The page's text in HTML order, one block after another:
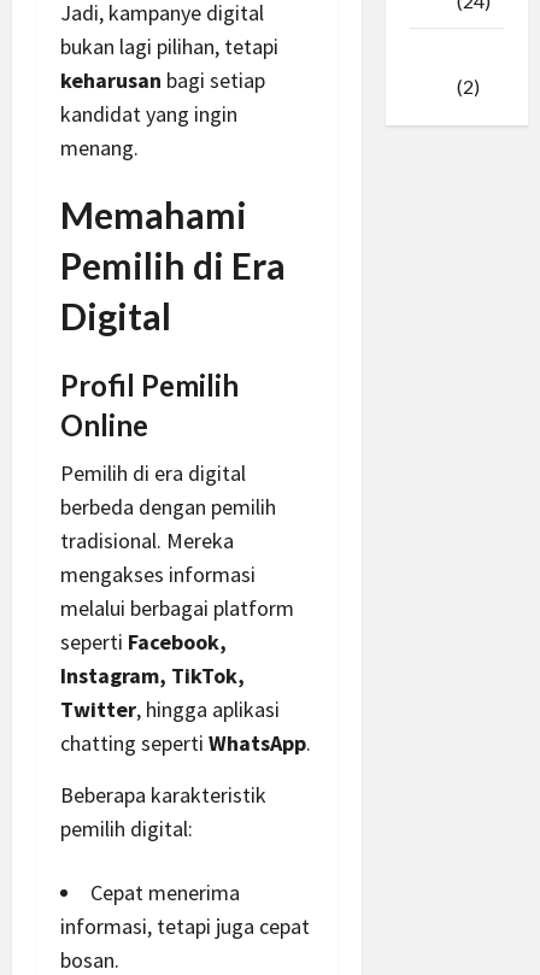
Jadi, kampanye digital
bukan lagi pilihan, tetapi
keharusan bagi setiap
kandidat yang ingin
menang.
Memahami
Pemilih di Era
Digital
Profil Pemilih
Online
Pemilih di era digital
berbeda dengan pemilih
tradisional. Mereka
mengakses informasi
melalui berbagai platform
seperti Facebook,
Instagram, TikTok,
Twitter, hingga aplikasi
chatting seperti WhatsApp.
Beberapa karakteristik
pemilih digital:
Cepat menerima
informasi, tetapi juga cepat
bosan.
(2)